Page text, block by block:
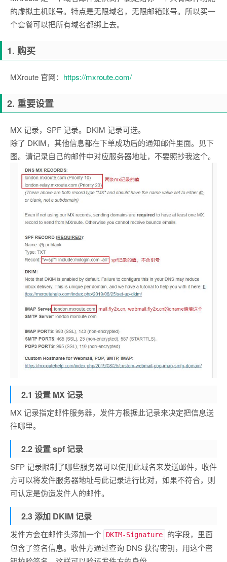
的虚拟主机账号。特点是无限域名，无限邮箱账号。所以买一
个套餐可以把所有域名都绑上去。
1. 购买
MXroute 官网： https://mxroute.com/
2. 重要设置
MX 记录，SPF 记录。DKIM 记录可选。
除了 DKIM，其他信息都在下单成功后的通知邮件里面。见下
图。请记录自己的邮件中对应服务器地址，不要照抄我这个。
2.1 设置 MX 记录
MX 记录指定邮件服务器，发件方根据此记录来决定把信息送
往哪里。
2.2 设置 spf 记录
SFP 记录限制了哪些服务器可以使用此域名来发送邮件，收件
方可以将发件服务器地址与此记录进行比对，如果不符合，则
可认定是伪造发件人的邮件。
2.3 添加 DKIM 记录
发件方会在邮件头添加一个 DKIM-Signature
的字段，里面
包含了签名信息。收件方通过查询 DNS 获得密钥，用这个密